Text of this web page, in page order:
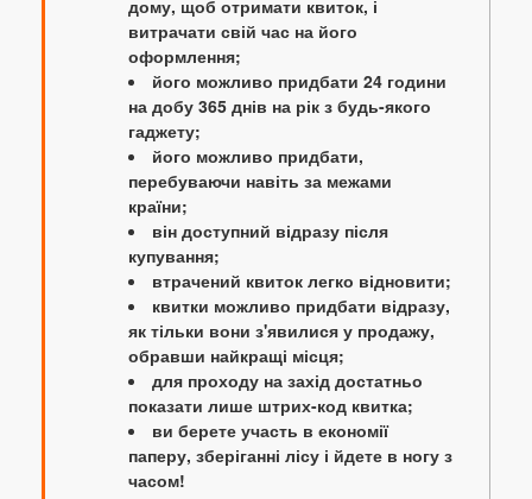
дому, щоб отримати квиток, і
витрачати свій час на його
оформлення;
його можливо придбати 24 години
на добу 365 днів на рік з будь-якого
гаджету;
його можливо придбати,
перебуваючи навіть за межами
країни;
він доступний відразу після
купування;
втрачений квиток легко відновити;
квитки можливо придбати відразу,
як тільки вони з'явилися у продажу,
обравши найкращі місця;
для проходу на захід достатньо
показати лише штрих-код квитка;
ви берете участь в економії
паперу, зберіганні лісу і йдете в ногу з
часом!